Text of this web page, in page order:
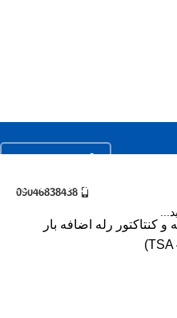
09046838438
درباره ما تماس با ما
و کنتاکتور رله اضافه بار